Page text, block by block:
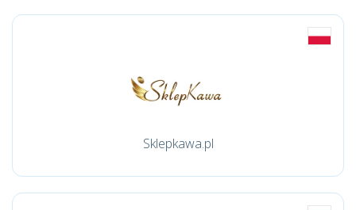
Sklepkawa.pl